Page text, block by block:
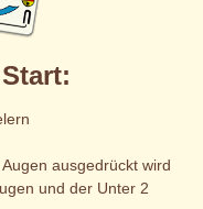
ausgedrückt wird
und der Unter 2